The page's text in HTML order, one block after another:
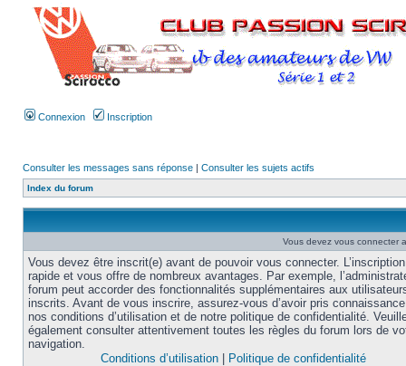
Connexion Inscription
Consulter les messages sans réponse | Consulter les sujets actifs
Index du forum
Vous devez vous connecter
Vous devez être inscrit(e) avant de pouvoir vous connecter.
rapide et vous offre de nombreux avantages. Par exemple,
forum peut accorder des fonctionnalités supplémentaires aux
inscrits. Avant de vous inscrire, assurez-vous d’avoir pris
nos conditions d’utilisation et de notre politique de confidentialité.
également consulter attentivement toutes les règles du forum lors de
navigation.
Conditions d’utilisation
Politique de confidentialité